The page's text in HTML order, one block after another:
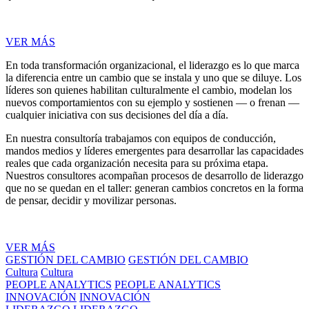
VER MÁS
En toda transformación organizacional, el liderazgo es lo que marca
la diferencia entre un cambio que se instala y uno que se diluye. Los
líderes son quienes habilitan culturalmente el cambio, modelan los
nuevos comportamientos con su ejemplo y sostienen — o frenan —
cualquier iniciativa con sus decisiones del día a día.
En nuestra consultoría trabajamos con equipos de conducción,
mandos medios y líderes emergentes para desarrollar las capacidades
reales que cada organización necesita para su próxima etapa.
Nuestros consultores acompañan procesos de desarrollo de liderazgo
que no se quedan en el taller: generan cambios concretos en la forma
de pensar, decidir y movilizar personas.
VER MÁS
GESTIÓN DEL CAMBIO GESTIÓN DEL CAMBIO
Cultura Cultura
PEOPLE ANALYTICS PEOPLE ANALYTICS
INNOVACIÓN INNOVACIÓN